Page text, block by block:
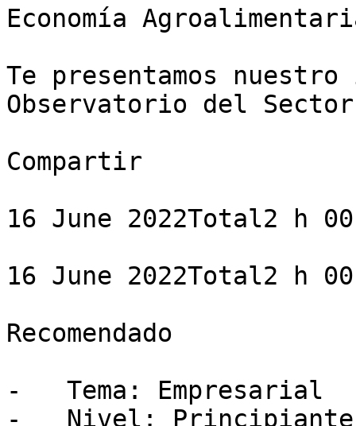
Economía
Te presentamos
Observatorio del
Compartir
16 June 2022Total2 h
16 June 2022Total2 h
Recomendado
-   Tema: Empresarial
-   Nivel: Principiante